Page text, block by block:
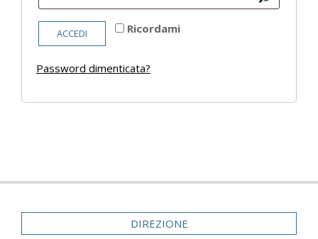
Ricordami
ACCEDI
Password dimenticata?
05-
DIREZIONE